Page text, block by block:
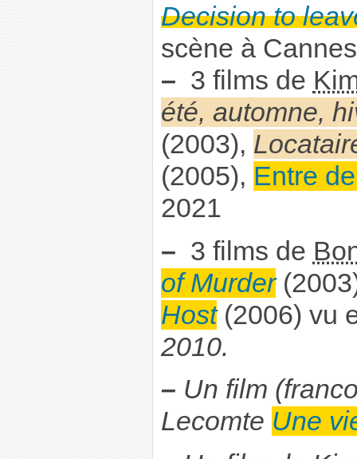
Decision to
scène à
– 3 films de
été, automne,
(2003),
(2005), Entre
2021
– 3 films de
of Murder
Host(2006) vu
2010.
– Un film
Lecomte Une